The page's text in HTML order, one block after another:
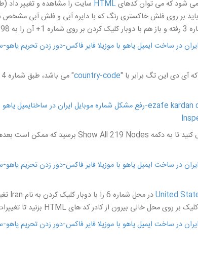
می شود که می توان کدهایHTML
آی دی این تگ برابر با "country-code
United